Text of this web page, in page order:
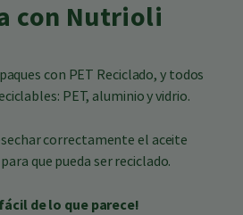
con Nutrioli
con PET Reciclado, y todos
PET, aluminio y vidrio.​
correctamente el aceite
que pueda ser reciclado.
fácil de lo que parece!